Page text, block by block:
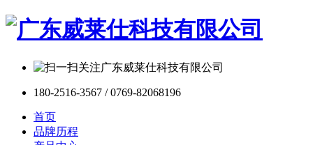
180-2516-3567 / 0769-82068196
首页
品牌历程